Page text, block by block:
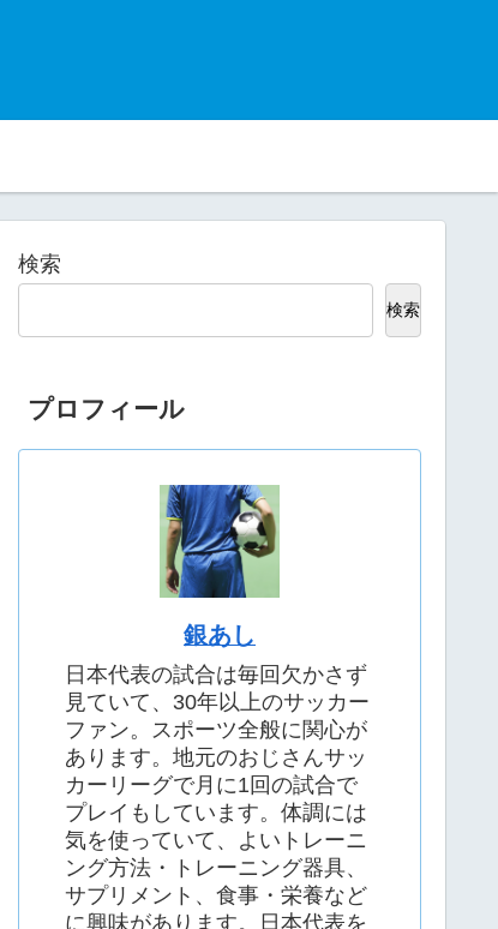
検索
検索
プロフィール
銀あし
日本代表の試合は毎回欠かさず
見ていて、30年以上のサッカー
ファン。スポーツ全般に関心が
あります。地元のおじさんサッ
カーリーグで月に1回の試合で
プレイもしています。体調には
気を使っていて、よいトレーニ
ング方法・トレーニング器具、
サプリメント、食事・栄養など
に興味があります。日本代表を